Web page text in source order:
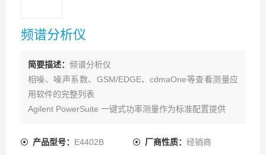
频谱分析仪
简要描述： 频谱分析仪
相噪、噪声系数、GSM/EDGE、cdmaOne等查看测量应
用软件的完整列表
Agilent PowerSuite 一键式功率测量作为标准配置提供
产品型号： E4402B 厂商性质： 经销商